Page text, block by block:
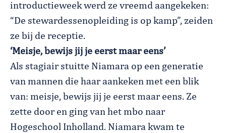
introductieweek werd ze vreemd aangekeken:
“De stewardessenopleiding is op kamp”, zeiden
ze bij de receptie.
‘Meisje, bewijs jij je eerst maar eens’
Als stagiair stuitte Niamara op een generatie
van mannen die haar aankeken met een blik
van: meisje, bewijs jij je eerst maar eens. Ze
zette door en ging van het mbo naar
Hogeschool Inholland. Niamara kwam te